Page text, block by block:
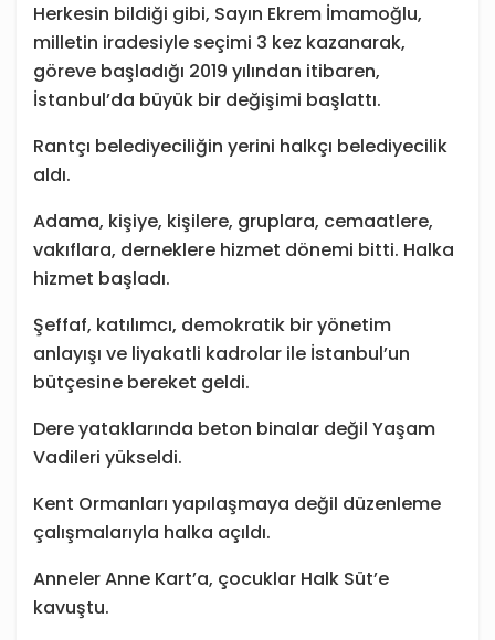
Herkesin bildiği gibi, Sayın Ekrem İmamoğlu,
milletin iradesiyle seçimi 3 kez kazanarak,
göreve başladığı 2019 yılından itibaren,
İstanbul’da büyük bir değişimi başlattı.
Rantçı belediyeciliğin yerini halkçı belediyecilik
aldı.
Adama, kişiye, kişilere, gruplara, cemaatlere,
vakıflara, derneklere hizmet dönemi bitti. Halka
hizmet başladı.
Şeffaf, katılımcı, demokratik bir yönetim
anlayışı ve liyakatli kadrolar ile İstanbul’un
bütçesine bereket geldi.
Dere yataklarında beton binalar değil Yaşam
Vadileri yükseldi.
Kent Ormanları yapılaşmaya değil düzenleme
çalışmalarıyla halka açıldı.
Anneler Anne Kart’a, çocuklar Halk Süt’e
kavuştu.